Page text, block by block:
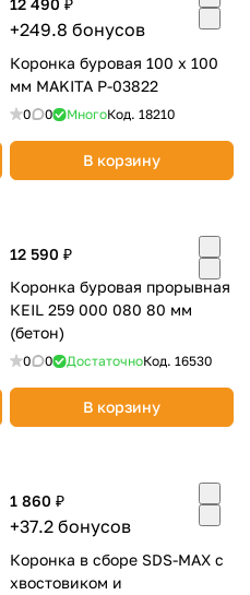
12 490 ₽
+249.8 бонусов
Коронка буровая 100 х 100
мм MAKITA P-03822
0 0 МногоКод. 18210
В корзину
12 590 ₽
Коронка буровая прорывная
КEIL 259 000 080 80 мм
(бетон)
0 0 ДостаточноКод. 16530
В корзину
1 860 ₽
+37.2 бонусов
Коронка в сборе SDS-MAX с
хвостовиком и